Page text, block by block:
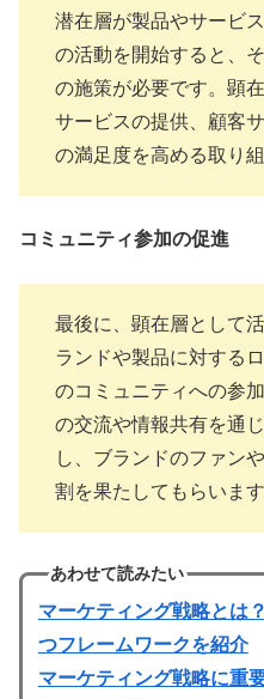
潜在層が製品やサービ
の活動を開始すると、
の施策が必要です。顕
サービスの提供、顧客
の満足度を高める取り
コミュニティ参加の促進
最後に、顕在層として
ランドや製品に対する
のコミュニティへの参
の交流や情報共有を通
し、ブランドのファン
割を果たしてもらいます
あわせて読みたい
マーケティング戦略とは
つフレームワークを紹介
マーケティング戦略に重